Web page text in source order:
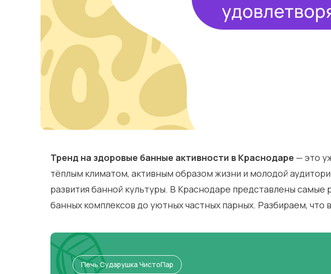
Тренд на здоровые банные активности в Краснодаре — это
тёплым климатом, активным образом жизни и молодой
развития банной культуры. В Краснодаре представлены
банных комплексов до уютных частных парных. Разбираем, что
Печь Сударушка ЧистоПар